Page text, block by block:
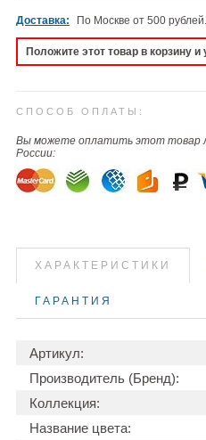
Доставка: По Москве от 500 рублей.
Положите этот товар в корзину
СПОСОБ ОПЛАТЫ:
Вы можете оплатить этот товар
России:
ХАРАКТЕРИСТИКИ
ГАРАНТИЯ
Артикул:
Производитель (Бренд):
Коллекция:
Название цвета: